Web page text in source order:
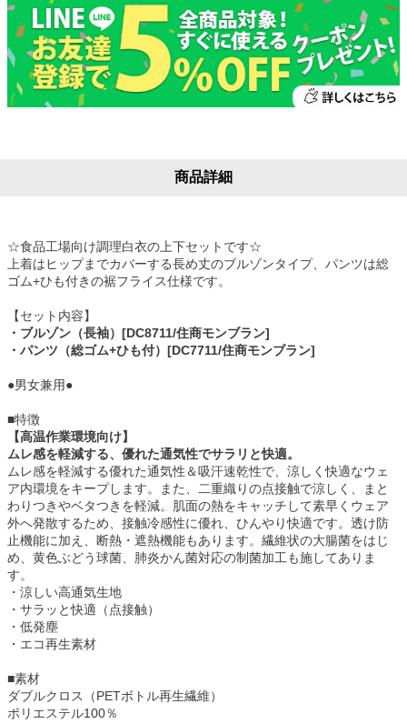
商品詳細
☆食品工場向け調理白衣の上下セットです☆
上着はヒップまでカバーする長め丈のブルゾンタイプ、パンツは総
ゴム+ひも付きの裾フライス仕様です。
【セット内容】
・ブルゾン（長袖）[DC8711/住商モンブラン]
・パンツ（総ゴム+ひも付）[DC7711/住商モンブラン]
●男女兼用●
■特徴
【高温作業環境向け】
ムレ感を軽減する、優れた通気性でサラリと快適。
ムレ感を軽減する優れた通気性＆吸汗速乾性で、涼しく快適なウェ
ア内環境をキープします。また、二重織りの点接触で涼しく、まと
わりつきやベタつきを軽減。肌面の熱をキャッチして素早くウェア
外へ発散するため、接触冷感性に優れ、ひんやり快適です。透け防
止機能に加え、断熱・遮熱機能もあります。繊維状の大腸菌をはじ
め、黄色ぶどう球菌、肺炎かん菌対応の制菌加工も施してありま
す。
・涼しい高通気生地
・サラッと快適（点接触）
・低発塵
・エコ再生素材
■素材
ダブルクロス（PETボトル再生繊維）
ポリエステル100％